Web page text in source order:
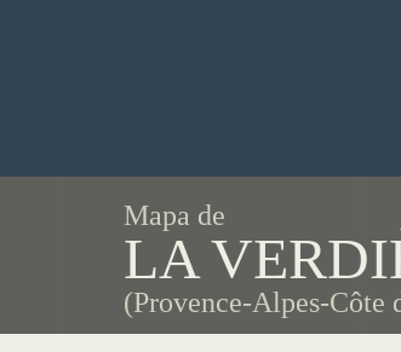
Mapa de
LA
(Provence-Alpes-Côte